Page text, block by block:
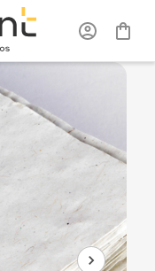
postal papel
semillas